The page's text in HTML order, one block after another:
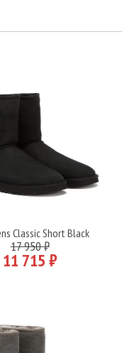
Подробнее
Classic Short Black
17 950 ₽
11 715 ₽